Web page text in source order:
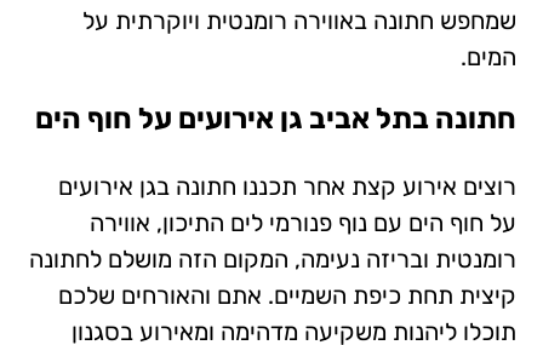
שמחפש חתונה באווירה רומנטית ויוקרתית על
המים.
חתונה בתל אביב גן אירועים על חוף הים
רוצים אירוע קצת אחר תכננו חתונה בגן אירועים
על חוף הים עם נוף פנורמי לים התיכון, אווירה
רומנטית ובריזה נעימה, המקום הזה מושלם לחתונה
קיצית תחת כיפת השמיים. אתם והאורחים שלכם
תוכלו ליהנות משקיעה מדהימה ומאירוע בסגנון